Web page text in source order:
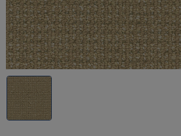
PAINTING
THE